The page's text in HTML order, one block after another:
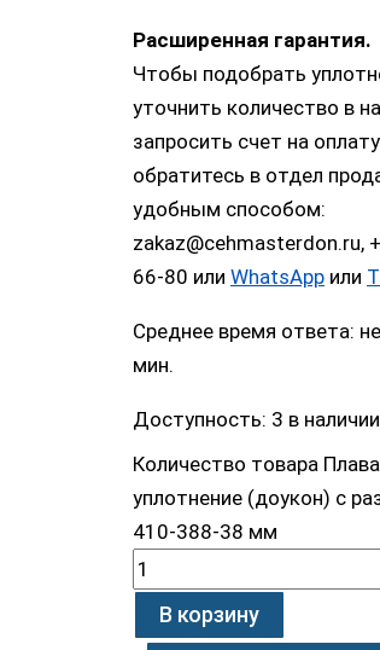
Расширенная гарантия.
Чтобы подобрать
уточнить количество в
запросить счет на
обратитесь в отдел
удобным способом:
zakaz@cehmasterdon.ru,
66-80 или WhatsApp или
Среднее время ответа:
мин.
Доступность: 3 в наличии
Количество товара
уплотнение (доукон) с
410-388-38 мм
В корзину